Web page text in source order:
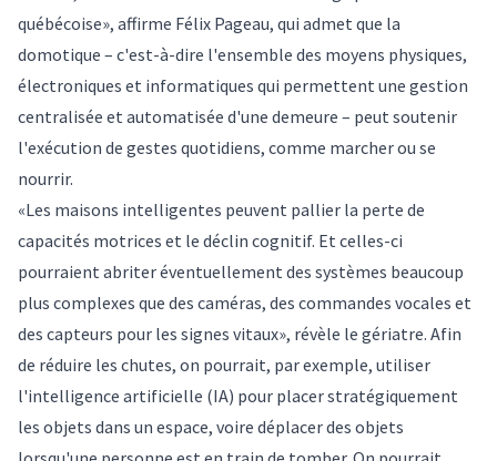
québécoise», affirme Félix Pageau, qui admet que la
domotique – c'est-à-dire l'ensemble des moyens physiques,
électroniques et informatiques qui permettent une gestion
centralisée et automatisée d'une demeure – peut soutenir
l'exécution de gestes quotidiens, comme marcher ou se
nourrir.
«Les maisons intelligentes peuvent pallier la perte de
capacités motrices et le déclin cognitif. Et celles-ci
pourraient abriter éventuellement des systèmes beaucoup
plus complexes que des caméras, des commandes vocales et
des capteurs pour les signes vitaux», révèle le gériatre. Afin
de réduire les chutes, on pourrait, par exemple, utiliser
l'intelligence artificielle (IA) pour placer stratégiquement
les objets dans un espace, voire déplacer des objets